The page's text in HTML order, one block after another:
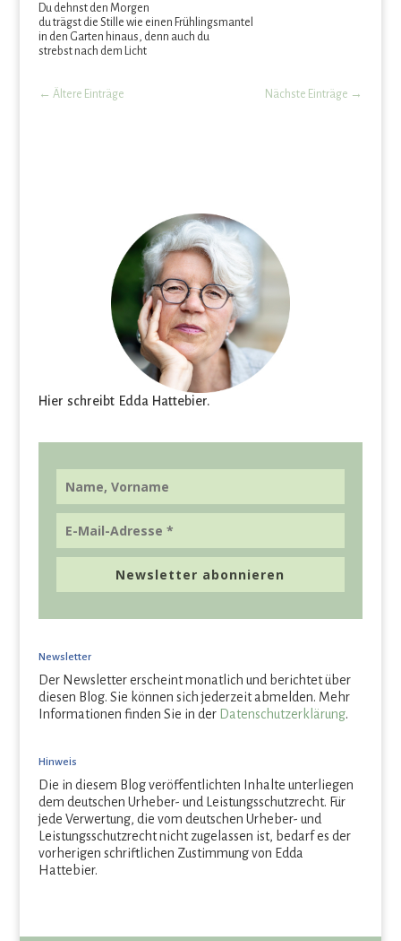
Du dehnst den Morgen
du trägst die Stille wie einen Frühlingsmantel
in den Garten hinaus, denn auch du
strebst nach dem Licht
← Ältere Einträge Nächste Einträge →
Hier schreibt Edda Hattebier.
Newsletter abonnieren
Newsletter
Der Newsletter erscheint monatlich und berichtet über
diesen Blog. Sie können sich jederzeit abmelden. Mehr
Informationen finden Sie in der Datenschutzerklärung.
Hinweis
Die in diesem Blog veröffentlichten Inhalte unterliegen
dem deutschen Urheber- und Leistungsschutzrecht. Für
jede Verwertung, die vom deutschen Urheber- und
Leistungsschutzrecht nicht zugelassen ist, bedarf es der
vorherigen schriftlichen Zustimmung von Edda
Hattebier.